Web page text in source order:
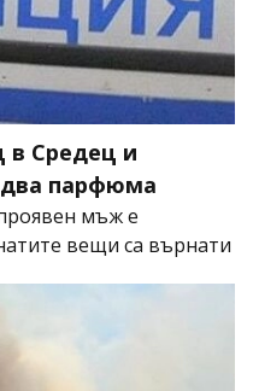
в Средец и
парфюма
мъж е
вещи са върнати